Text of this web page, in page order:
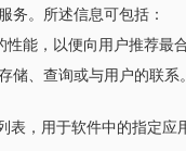
务。所述信息可包括：
能，以便向用户推荐最
储、查询或与用户的联系。
，用于软件中的指定应